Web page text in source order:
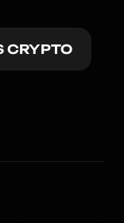
CRYPTO